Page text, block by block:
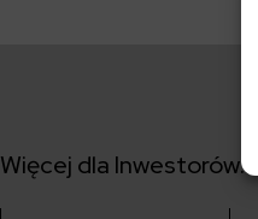
Więcej dla Inwestorów: